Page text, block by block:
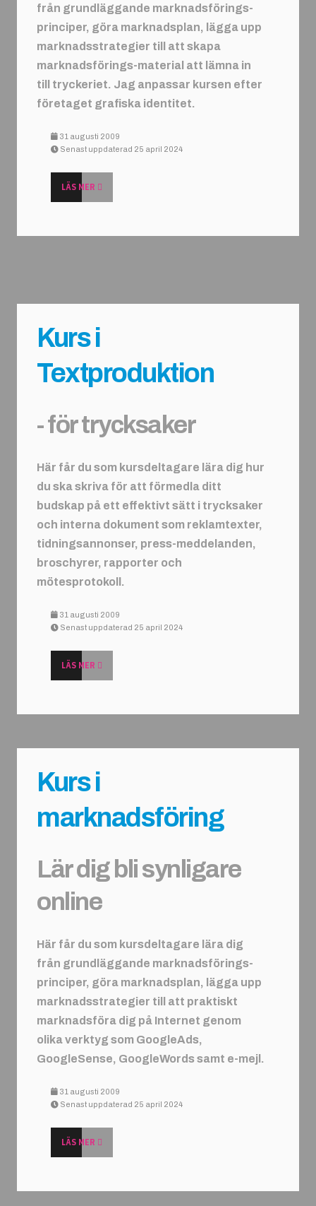
från grundläggande marknadsförings-
principer, göra marknadsplan, lägga upp
marknadsstrategier till att skapa
marknadsförings-material att lämna in
till tryckeriet. Jag anpassar kursen efter
företaget grafiska identitet.
31 augusti 2009
Senast uppdaterad 25 april 2024
LÄS MER
Kurs i
Textproduktion
- för trycksaker
Här får du som kursdeltagare lära dig hur
du ska skriva för att förmedla ditt
budskap på ett effektivt sätt i trycksaker
och interna dokument som reklamtexter,
tidningsannonser, press-meddelanden,
broschyrer, rapporter och
mötesprotokoll.
31 augusti 2009
Senast uppdaterad 25 april 2024
LÄS MER
Kurs i
marknadsföring
Lär dig bli synligare
online
Här får du som kursdeltagare lära dig
från grundläggande marknadsförings-
principer, göra marknadsplan, lägga upp
marknadsstrategier till att praktiskt
marknadsföra dig på Internet genom
olika verktyg som GoogleAds,
GoogleSense, GoogleWords samt e-mejl.
31 augusti 2009
Senast uppdaterad 25 april 2024
LÄS MER